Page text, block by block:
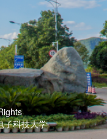
子科技大学